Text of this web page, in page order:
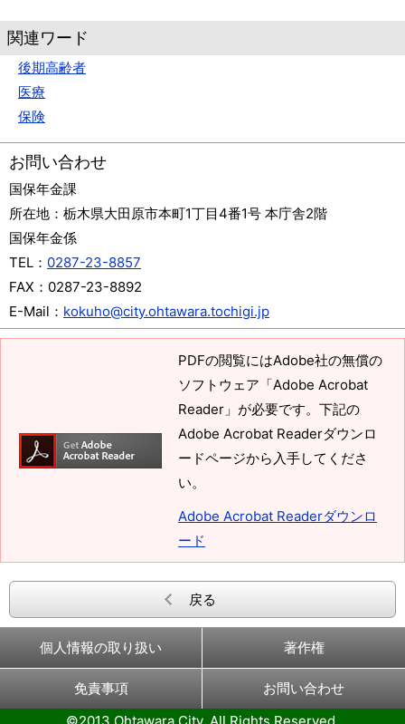
関連ワード
後期高齢者
医療
保険
お問い合わせ
国保年金課
所在地： 栃木県大田原市本町1丁目4番1号 本庁舎2階
国保年金係
TEL： 0287-23-8857
FAX： 0287-23-8892
E-Mail： kokuho@city.ohtawara.tochigi.jp
PDFの閲覧にはAdobe社の無償の
ソフトウェア「Adobe Acrobat
Reader」が必要です。下記の
Adobe Acrobat Readerダウンロ
ードページから入手してくださ
い。
Adobe Acrobat Readerダウンロ
ード
戻る
個人情報の取り扱い 著作権
免責事項
お問い合わせ